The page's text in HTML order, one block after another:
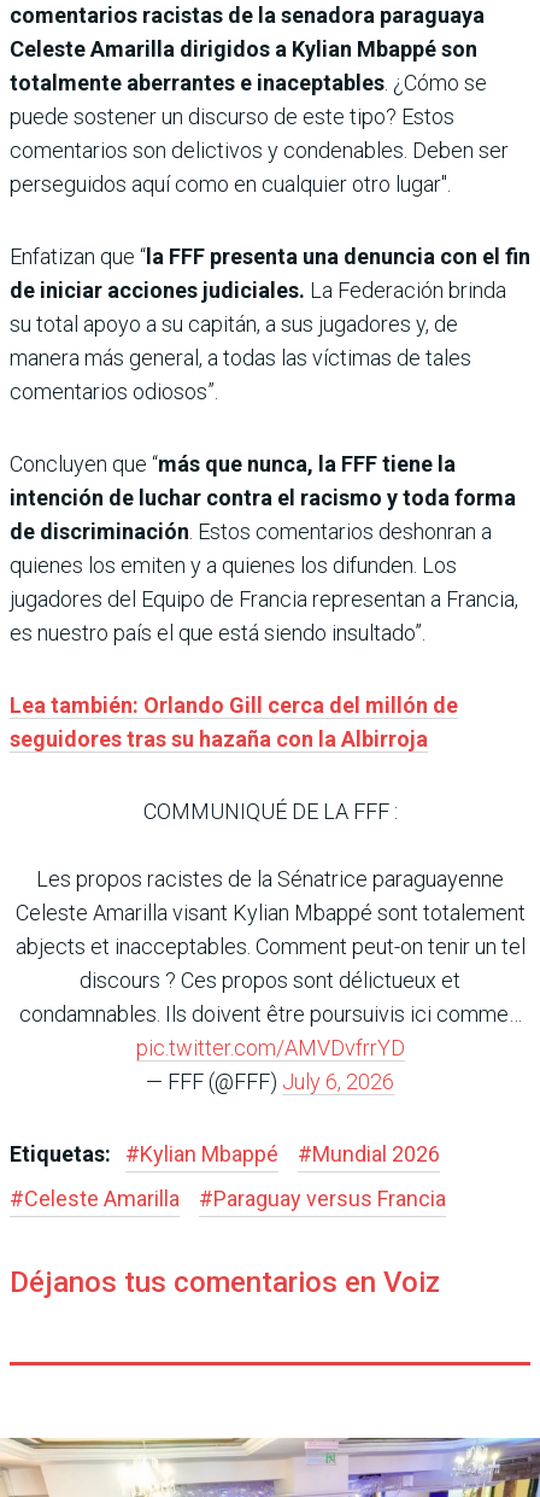
comentarios racistas de la senadora paraguaya
Celeste Amarilla dirigidos a Kylian Mbappé son
totalmente aberrantes e inaceptables . ¿Cómo se
puede sostener un discurso de este tipo? Estos
comentarios son delictivos y condenables. Deben ser
perseguidos aquí como en cualquier otro lugar".
Enfatizan que “ la FFF presenta una denuncia con el fin
de iniciar acciones judiciales. La Federación brinda
su total apoyo a su capitán, a sus jugadores y, de
manera más general, a todas las víctimas de tales
comentarios odiosos”.
Concluyen que “más que nunca, la FFF tiene la
intención de luchar contra el racismo y toda forma
de discriminación . Estos comentarios deshonran a
quienes los emiten y a quienes los difunden. Los
jugadores del Equipo de Francia representan a Francia,
es nuestro país el que está siendo insultado”.
Lea también: Orlando Gill cerca del millón de
seguidores tras su hazaña con la Albirroja
COMMUNIQUÉ DE LA FFF :
Les propos racistes de la Sénatrice paraguayenne
Celeste Amarilla visant Kylian Mbappé sont totalement
abjects et inacceptables. Comment peut-on tenir un tel
discours ? Ces propos sont délictueux et
condamnables. Ils doivent être poursuivis ici comme…
pic.twitter.com/AMVDvfrrYD
— FFF (@FFF) July 6, 2026
Etiquetas: #Kylian Mbappé #Mundial 2026
#Celeste Amarilla #Paraguay versus Francia
Déjanos tus comentarios en Voiz